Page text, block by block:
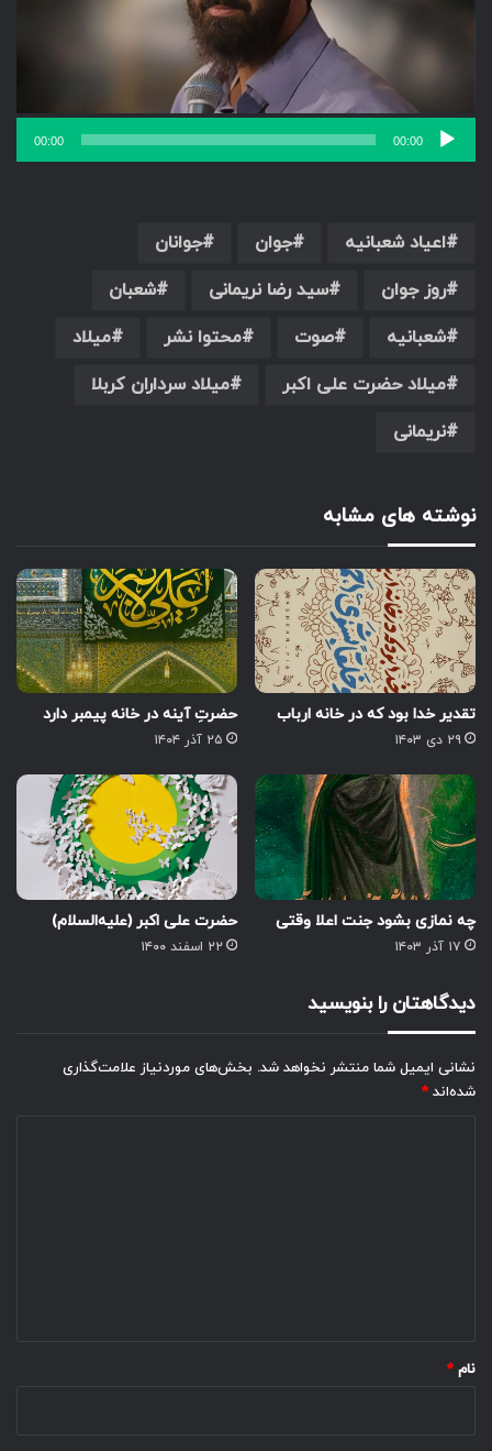
00:00
00:00
اعیاد شعبانیه جوان
جوانان
روز جوان
سید رضا نریمانی
شعبان
شعبانیه
صوت محتوا نشر
میلاد
میلاد حضرت علی اکبر
میلاد سرداران کربلا
نریمانی
نوشته های مشابه
تقدیر خدا بود که در خانه ارباب
۲۹ دی ۱۴۰۳
حضرتِ آینه در خانه پیمبر دارد
۲۵ آذر ۱۴۰۴
چه نمازی بشود جنت اعلا وقتی
۱۷ آذر ۱۴۰۳
حضرت علی اکبر (علیه‌السلام)
۲۲ اسفند ۱۴۰۰
دیدگاهتان را بنویسید
نشانی ایمیل شما منتشر نخواهد شد. بخش‌های موردنیاز علامت‌گذاری
شده‌اند *
نام *